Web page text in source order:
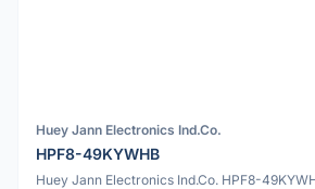
Huey Jann Electronics Ind.Co.
HPF8-49KYWHB
Huey Jann Electronics Ind.Co. HPF8-